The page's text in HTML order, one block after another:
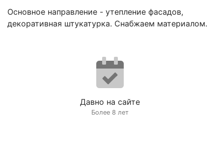
Основное направление - утепление фасадов,
декоративная штукатурка. Снабжаем материалом.
Давно на сайте
Более 8 лет